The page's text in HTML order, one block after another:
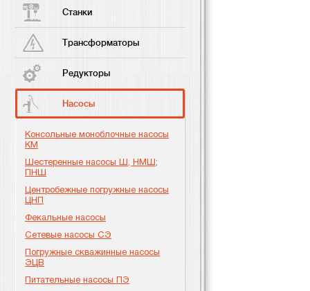
Станки
Трансформаторы
Редукторы
Насосы
Консольные моноблочные насосы
КМ
Шестеренные насосы Ш, НМШ;
ПНШ
Центробежные погружные насосы
ЦНП
Фекальные насосы
Сетевые насосы СЭ
Погружные скважинные насосы
ЭЦВ
Питательные насосы ПЭ